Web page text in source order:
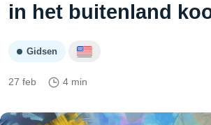
in het buitenland
Gidsen
27 feb 4 min